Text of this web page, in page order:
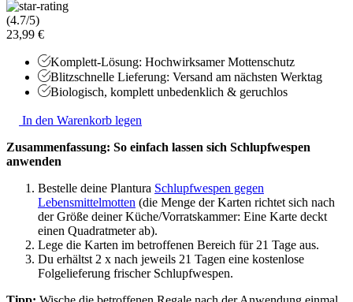
(4.7/5)
23,99 €
Komplett-Lösung: Hochwirksamer Mottenschutz
Blitzschnelle Lieferung: Versand am nächsten Werktag
Biologisch, komplett unbedenklich & geruchlos
In den Warenkorb legen
Zusammenfassung: So einfach lassen sich Schlupfwespen
anwenden
Bestelle deine Plantura Schlupfwespen gegen
Lebensmittelmotten (die Menge der Karten richtet sich nach
der Größe deiner Küche/Vorratskammer: Eine Karte deckt
einen Quadratmeter ab).
Lege die Karten im betroffenen Bereich für 21 Tage aus.
Du erhältst 2 x nach jeweils 21 Tagen eine kostenlose
Folgelieferung frischer Schlupfwespen.